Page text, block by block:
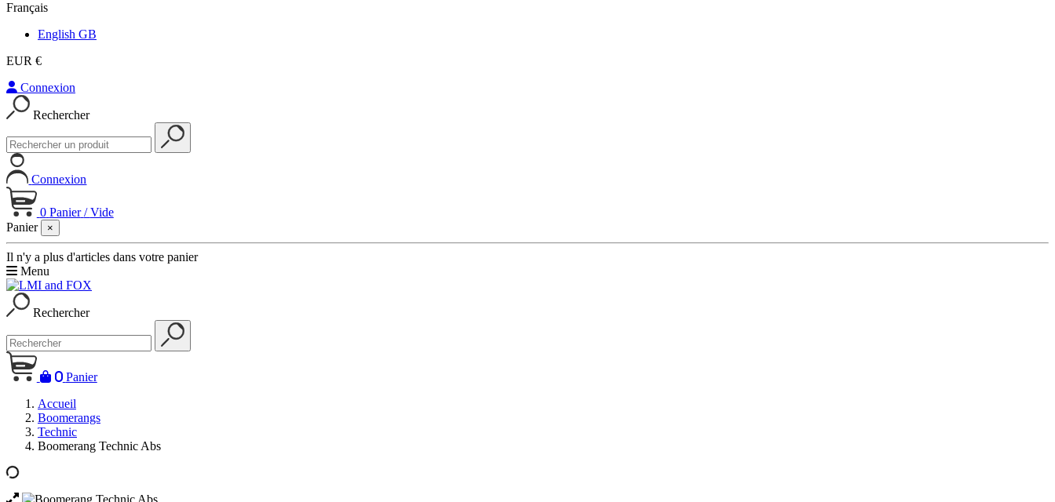
Français
English GB
EUR €
Connexion
Rechercher
Connexion
0 Panier /Vide
Panier
×
Il n'y a plus d'articles dans votre panier
Menu
Rechercher
0 Panier
Accueil
Boomerangs
Technic
Boomerang Technic Abs